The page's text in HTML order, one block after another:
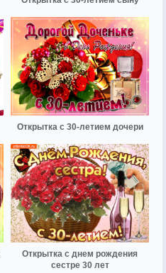
Открытка с 30-летием дочери
Открытка с днем рождения
сестре 30 лет